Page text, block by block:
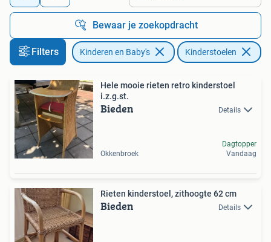
Bewaar je zoekopdracht
Filters Kinderen en Baby's Kinderstoelen
Hele mooie rieten retro kinderstoel
i.z.g.st.
Bieden Details
Okkenbroek
Dagtopper
Vandaag
Rieten kinderstoel, zithoogte 62 cm
Bieden Details